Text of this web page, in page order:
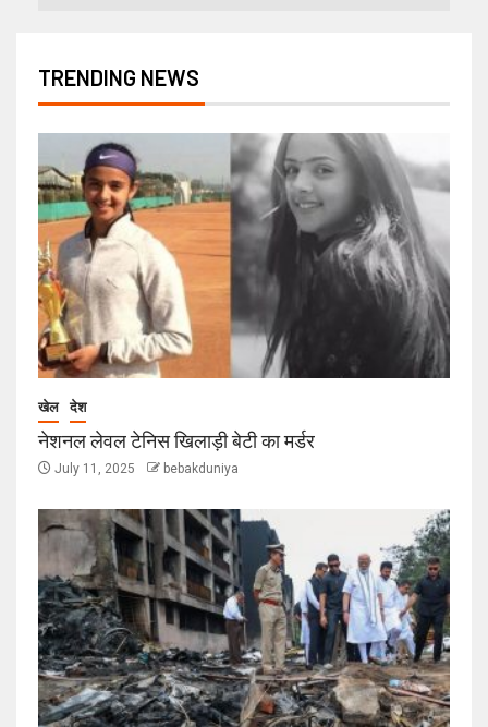
TRENDING NEWS
खेल देश
नेशनल लेवल टेनिस खिलाड़ी बेटी का मर्डर
July 11, 2025 bebakduniya